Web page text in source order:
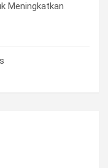
Meningkatkan